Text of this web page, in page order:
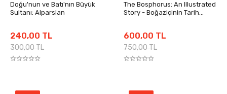
Doğu'nun ve Batı'nın Büyük
Sultanı: Alparslan
240,00 TL
300,00 TL
The Bosphorus: An Illustrated
Story - Boğaziçinin Tarih
600,00 TL
750,00 TL